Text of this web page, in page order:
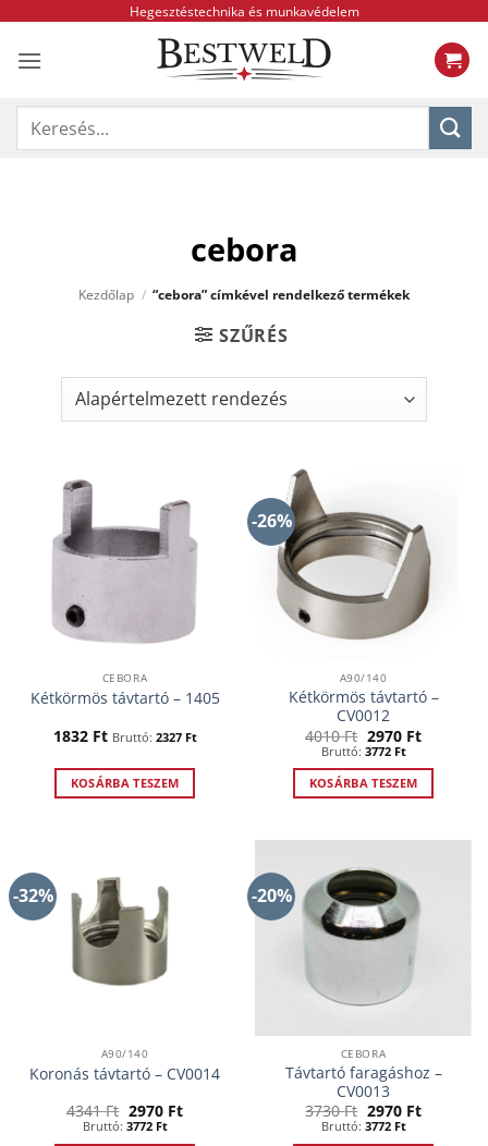
content
Hegesztéstechnika és munkavédelem
Keresés
cebora
Kezdőlap / “cebora” címkével rendelkező termékek
SZŰRÉS
CEBORA
Kétkörmös távtartó – 1405
1832 Ft Bruttó: 2327 Ft
KOSÁRBA TESZEM
-26%
A90/140
Kétkörmös távtartó –
CV0012
4010Ft Original
price
was:
4010 Ft.
2970 FtCurrent
price
2970 Ft.
Bruttó: 3772 Ft
KOSÁRBA TESZEM
-32%
A90/140
Koronás távtartó – CV0014
4341Ft Original
price
2970 FtCurrent
Bruttó: 3772 Ft
-20%
CEBORA
Távtartó faragáshoz –
CV0013
3730Ft Original
price
2970 FtCurrent
Bruttó: 3772 Ft